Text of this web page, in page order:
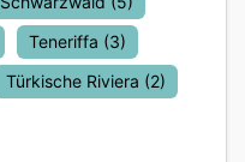
Teneriffa (3)
Türkische Riviera (2)